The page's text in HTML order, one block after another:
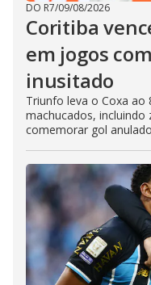
DO R7/09/08/2026
Coritiba
em jogos
inusitado
Triunfo leva o Coxa ao
machucados, incluindo
comemorar gol anulado